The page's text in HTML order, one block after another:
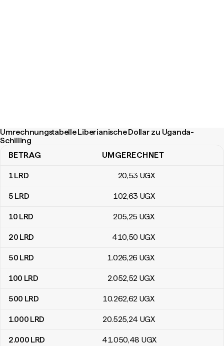
Umrechnungstabelle Liberianische Dollar zu Uganda-
Schilling
Umrechnungstabelle Liberianische Dollar zu Uganda-Schilling
BETRAG UMGERECHNET
1LRD 20,53 UGX
5 LRD 102,63 UGX
10 LRD 205,25 UGX
20 LRD 410,50 UGX
50 LRD 1.026,26 UGX
100 LRD 2.052,52 UGX
500 LRD 10.262,62 UGX
1.000 LRD 20.525,24 UGX
2.000 LRD 41.050,48 UGX